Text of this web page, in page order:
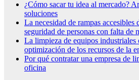
¿Cómo sacar tu idea al mercado? Art Aurea Studio tiene las
soluciones
La necesidad de rampas accesibles de calidad para la
seguridad de personas con falta de
La limpieza de equipos industriales como factor clave en la
optimización de los recursos de la
Por qué contratar una empresa de limpieza profesional para la
oficina